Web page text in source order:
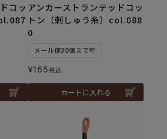
コッ アンカーストランテッドコッ
トン（刺しゅう糸）col.088
0
メール便30個まで可
¥165税込
カートに入れる